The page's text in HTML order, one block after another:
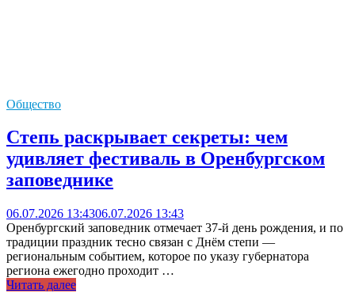
Общество
Степь раскрывает секреты: чем
удивляет фестиваль в Оренбургском
заповеднике
06.07.2026 13:4306.07.2026 13:43
Оренбургский заповедник отмечает 37‑й день рождения, и по
традиции праздник тесно связан с Днём степи —
региональным событием, которое по указу губернатора
региона ежегодно проходит …
Читать далее